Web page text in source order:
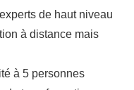
de haut niveau
à distance mais
à 5 personnes